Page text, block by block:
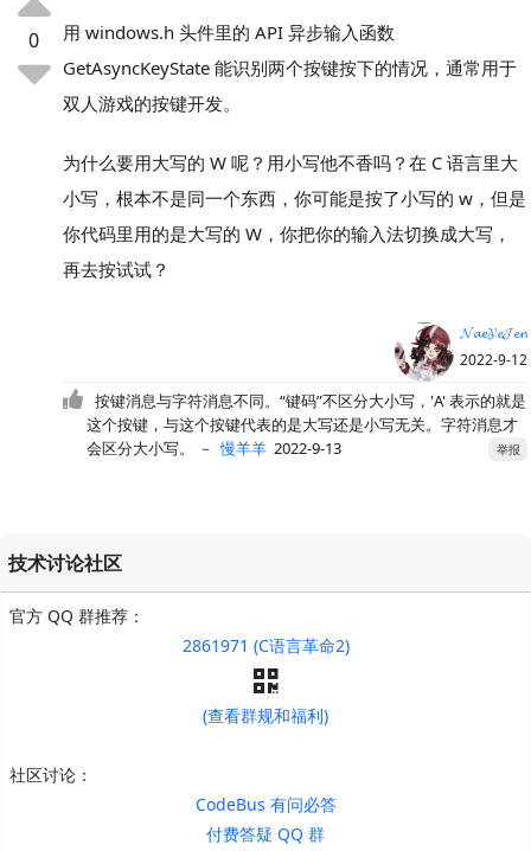
0
用 windows.h 头件里的 API 异步输入函数
GetAsyncKeyState 能识别两个按键按下的情况，通常用于
双人游戏的按键开发。
为什么要用大写的 W 呢？用小写他不香吗？在 C 语言里大
小写，根本不是同一个东西，你可能是按了小写的 w，但是
你代码里用的是大写的 W，你把你的输入法切换成大写，
再去按试试？
𝓝𝓪𝓮𝓨𝓮𝓙𝓮𝓷
2022-9-12
按键消息与字符消息不同。“键码”不区分大小写，'A' 表示的就是
这个按键，与这个按键代表的是大写还是小写无关。字符消息才
会区分大小写。
－慢羊羊 2022-9-13 举报
技术讨论社区
官方 QQ 群推荐：
2861971 (C语言革命2)
(查看群规和福利)
社区讨论：
CodeBus 有问必答
付费答疑 QQ 群